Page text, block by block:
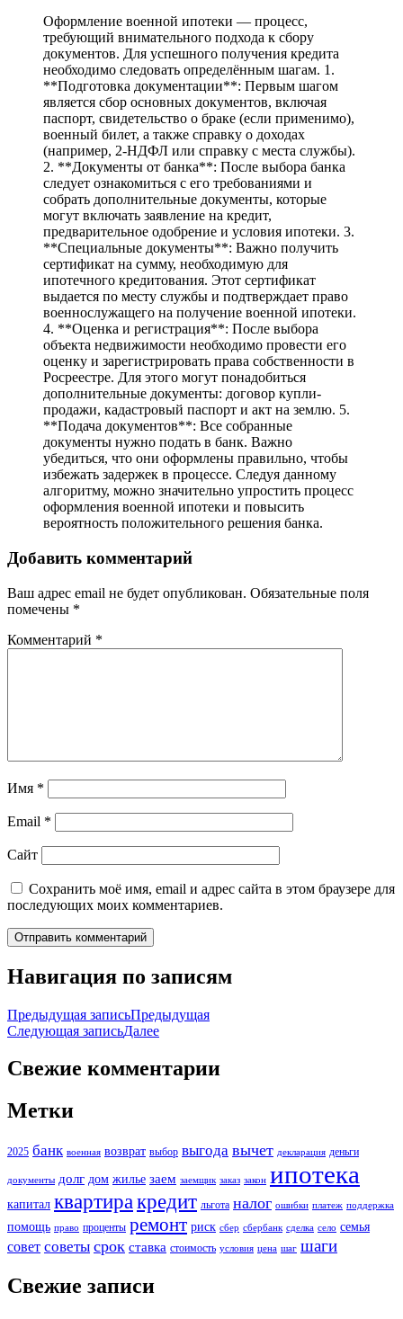
Оформление военной ипотеки — процесс,
требующий внимательного подхода к сбору
документов. Для успешного получения кредита
необходимо следовать определённым шагам. 1.
**Подготовка документации**: Первым шагом
является сбор основных документов, включая
паспорт, свидетельство о браке (если применимо),
военный билет, а также справку о доходах
(например, 2-НДФЛ или справку с места службы).
2. **Документы от банка**: После выбора банка
следует ознакомиться с его требованиями и
собрать дополнительные документы, которые
могут включать заявление на кредит,
предварительное одобрение и условия ипотеки. 3.
**Специальные документы**: Важно получить
сертификат на сумму, необходимую для
ипотечного кредитования. Этот сертификат
выдается по месту службы и подтверждает право
военнослужащего на получение военной ипотеки.
4. **Оценка и регистрация**: После выбора
объекта недвижимости необходимо провести его
оценку и зарегистрировать права собственности в
Росреестре. Для этого могут понадобиться
дополнительные документы: договор купли-
продажи, кадастровый паспорт и акт на землю. 5.
**Подача документов**: Все собранные
документы нужно подать в банк. Важно
убедиться, что они оформлены правильно, чтобы
избежать задержек в процессе. Следуя данному
алгоритму, можно значительно упростить процесс
оформления военной ипотеки и повысить
вероятность положительного решения банка.
Добавить комментарий
Ваш адрес email не будет опубликован. Обязательные поля
помечены *
Комментарий *
Имя *
Email *
Сайт
Сохранить моё имя, email и адрес сайта в этом браузере для
последующих моих комментариев.
Навигация по записям
Предыдущая записьПредыдущая
Следующая записьДалее
Свежие комментарии
Метки
2025 банк военная возврат выбор выгода вычет декларация деньги
документы долг дом жилье заем заемщик заказ закон ипотека
капитал квартиракредит льгота налог ошибки платеж поддержка
помощь право проценты ремонт риск сбер сбербанк сделка село семья
совет советы срок ставка стоимость условия цена шаг шаги
Свежие записи